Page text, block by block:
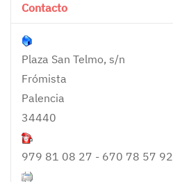
Contacto
Plaza San Telmo, s/n
Frómista
Palencia
34440
979 81 08 27 - 670 78 57 92